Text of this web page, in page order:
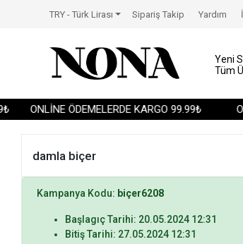
ONLİNE ÖDEMELERDE KARGO 99.99₺
TRY - Türk Lirası Sipariş Takip Yardım
Yeni
Tüm
damla biçer
Kampanya Kodu: biçer6208
Başlagıç Tarihi: 20.05.2024 12:31
Bitiş Tarihi: 27.05.2024 12:31